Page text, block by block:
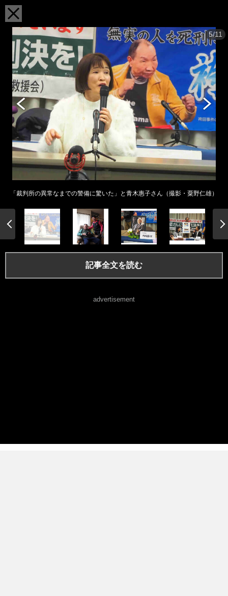
5/11
「裁判所の異常なまでの警備に驚いた」と青木惠子さん（撮影・粟野仁雄）
記事全文を読む
advertisement